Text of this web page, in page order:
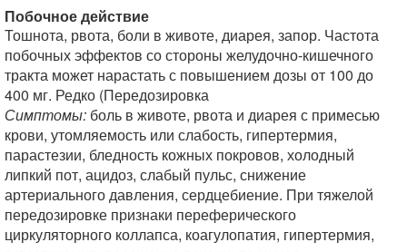
Побочное действие
Тошнота, рвота, боли в животе, диарея, запор. Частота
побочных эффектов со стороны желудочно-кишечного
тракта может нарастать с повышением дозы от 100 до
400 мг. Редко (Передозировка
Симптомы: боль в животе, рвота и диарея с примесью
крови, утомляемость или слабость, гипертермия,
парастезии, бледность кожных покровов, холодный
липкий пот, ацидоз, слабый пульс, снижение
артериального давления, сердцебиение. При тяжелой
передозировке признаки переферического
циркуляторного коллапса, коагулопатия, гипертермия,